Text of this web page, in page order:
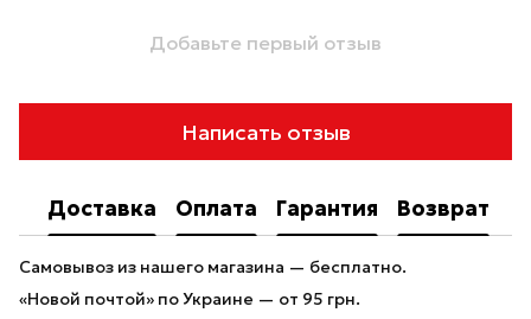
Добавьте первый отзыв
Написать отзыв
Доставка Оплата Гарантия Возврат
Самовывоз из нашего магазина — бесплатно.
«Новой почтой» по Украине — от 95 грн.